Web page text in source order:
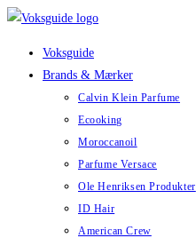
Skip
Voksguide
Brands & Mærker
Calvin Klein Parfume
Ecooking
Moroccanoil
Parfume Versace
Ole Henriksen Produkter
ID Hair
American Crew